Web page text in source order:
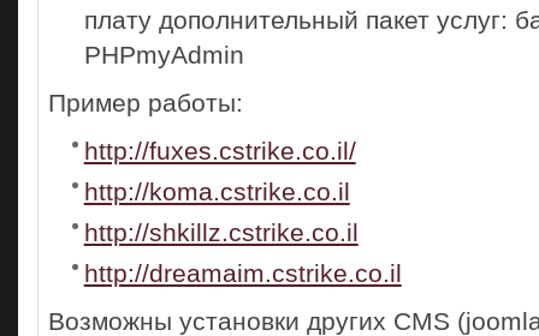
плату дополнительный пакет услуг:
PHPmyAdmin
Пример работы:
http://fuxes.cstrike.co.il/
http://koma.cstrike.co.il
http://shkillz.cstrike.co.il
http://dreamaim.cstrike.co.il
Возможны установки других CMS